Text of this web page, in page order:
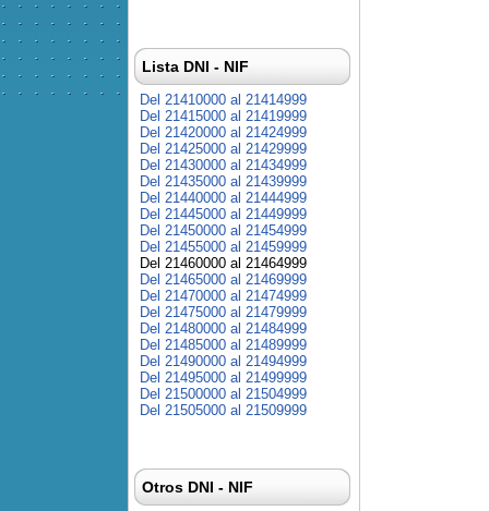
Lista DNI - NIF
Del 21410000 al 21414999
Del 21415000 al 21419999
Del 21420000 al 21424999
Del 21425000 al 21429999
Del 21430000 al 21434999
Del 21435000 al 21439999
Del 21440000 al 21444999
Del 21445000 al 21449999
Del 21450000 al 21454999
Del 21455000 al 21459999
Del 21460000 al 21464999
Del 21465000 al 21469999
Del 21470000 al 21474999
Del 21475000 al 21479999
Del 21480000 al 21484999
Del 21485000 al 21489999
Del 21490000 al 21494999
Del 21495000 al 21499999
Del 21500000 al 21504999
Del 21505000 al 21509999
Otros DNI - NIF